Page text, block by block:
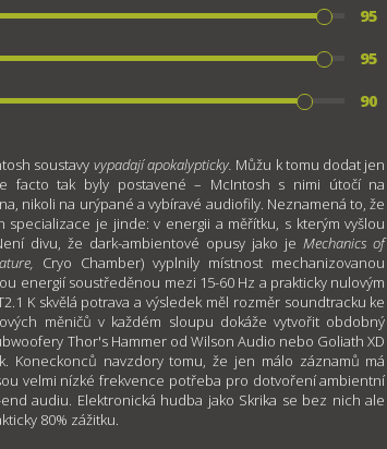
95
95
90
soustavy vypadají apokalypticky. Můžu k tomu dodat jen
facto tak byly postavené – McIntosh s nimi útočí na
nikoli na urýpané a vybíravé audiofily. Neznamená to, že
je jinde: v energii a měřítku, s kterým vyšlou
divu, že dark-ambientové opusy jako je Mechanics of
Cryo Chamber) vyplnily místnost mechanizovanou
energií soustředěnou mezi 15-60 Hz a prakticky nulovým
K skvělá potrava a výsledek měl rozměr soundtracku ke
měničů v každém sloupu dokáže vytvořit obdobný
Thor's Hammer od Wilson Audio nebo Goliath XD
Koneckonců navzdory tomu, že jen málo záznamů má
velmi nízké frekvence potřeba pro dotvoření ambientní
audiu. Elektronická hudba jako Skrika se bez nich ale
80% zážitku.